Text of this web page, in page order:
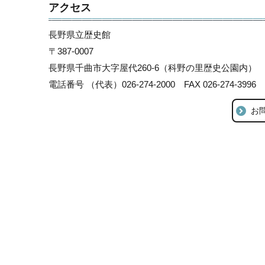
アクセス
長野県立歴史館
〒387-0007
長野県千曲市大字屋代260-6（科野の里歴史公園内）
電話番号 （代表）026-274-2000 FAX 026-274-3996
お